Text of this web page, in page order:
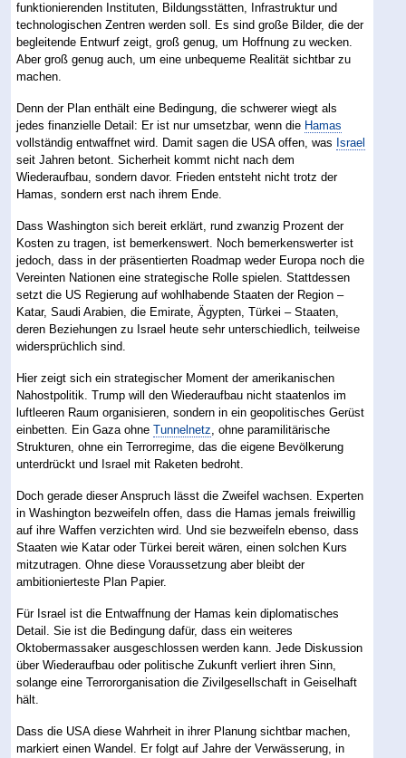
funktionierenden Instituten, Bildungsstätten, Infrastruktur und
technologischen Zentren werden soll. Es sind große Bilder, die der
begleitende Entwurf zeigt, groß genug, um Hoffnung zu wecken.
Aber groß genug auch, um eine unbequeme Realität sichtbar zu
machen.
Denn der Plan enthält eine Bedingung, die schwerer wiegt als
jedes finanzielle Detail: Er ist nur umsetzbar, wenn die Hamas
vollständig entwaffnet wird. Damit sagen die USA offen, was Israel
seit Jahren betont. Sicherheit kommt nicht nach dem
Wiederaufbau, sondern davor. Frieden entsteht nicht trotz der
Hamas, sondern erst nach ihrem Ende.
Dass Washington sich bereit erklärt, rund zwanzig Prozent der
Kosten zu tragen, ist bemerkenswert. Noch bemerkenswerter ist
jedoch, dass in der präsentierten Roadmap weder Europa noch die
Vereinten Nationen eine strategische Rolle spielen. Stattdessen
setzt die US Regierung auf wohlhabende Staaten der Region –
Katar, Saudi Arabien, die Emirate, Ägypten, Türkei – Staaten,
deren Beziehungen zu Israel heute sehr unterschiedlich, teilweise
widersprüchlich sind.
Hier zeigt sich ein strategischer Moment der amerikanischen
Nahostpolitik. Trump will den Wiederaufbau nicht staatenlos im
luftleeren Raum organisieren, sondern in ein geopolitisches Gerüst
einbetten. Ein Gaza ohneTunnelnetz, ohne paramilitärische
Strukturen, ohne ein Terrorregime, das die eigene Bevölkerung
unterdrückt und Israel mit Raketen bedroht.
Doch gerade dieser Anspruch lässt die Zweifel wachsen. Experten
in Washington bezweifeln offen, dass die Hamas jemals freiwillig
auf ihre Waffen verzichten wird. Und sie bezweifeln ebenso, dass
Staaten wie Katar oder Türkei bereit wären, einen solchen Kurs
mitzutragen. Ohne diese Voraussetzung aber bleibt der
ambitionierteste Plan Papier.
Für Israel ist die Entwaffnung der Hamas kein diplomatisches
Detail. Sie ist die Bedingung dafür, dass ein weiteres
Oktobermassaker ausgeschlossen werden kann. Jede Diskussion
über Wiederaufbau oder politische Zukunft verliert ihren Sinn,
solange eine Terrororganisation die Zivilgesellschaft in Geiselhaft
hält.
Dass die USA diese Wahrheit in ihrer Planung sichtbar machen,
markiert einen Wandel. Er folgt auf Jahre der Verwässerung, in